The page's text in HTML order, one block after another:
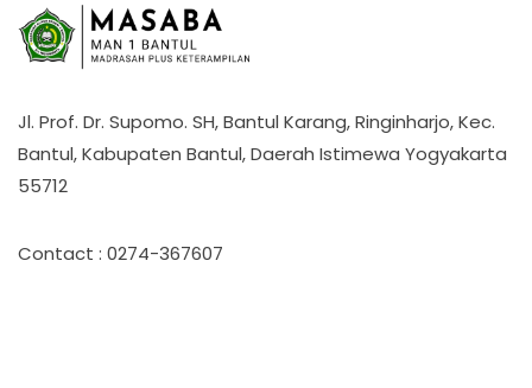
Jl. Prof. Dr. Supomo. SH, Bantul Karang, Ringinharjo, Kec.
Bantul, Kabupaten Bantul, Daerah Istimewa Yogyakarta
55712
Contact : 0274-367607